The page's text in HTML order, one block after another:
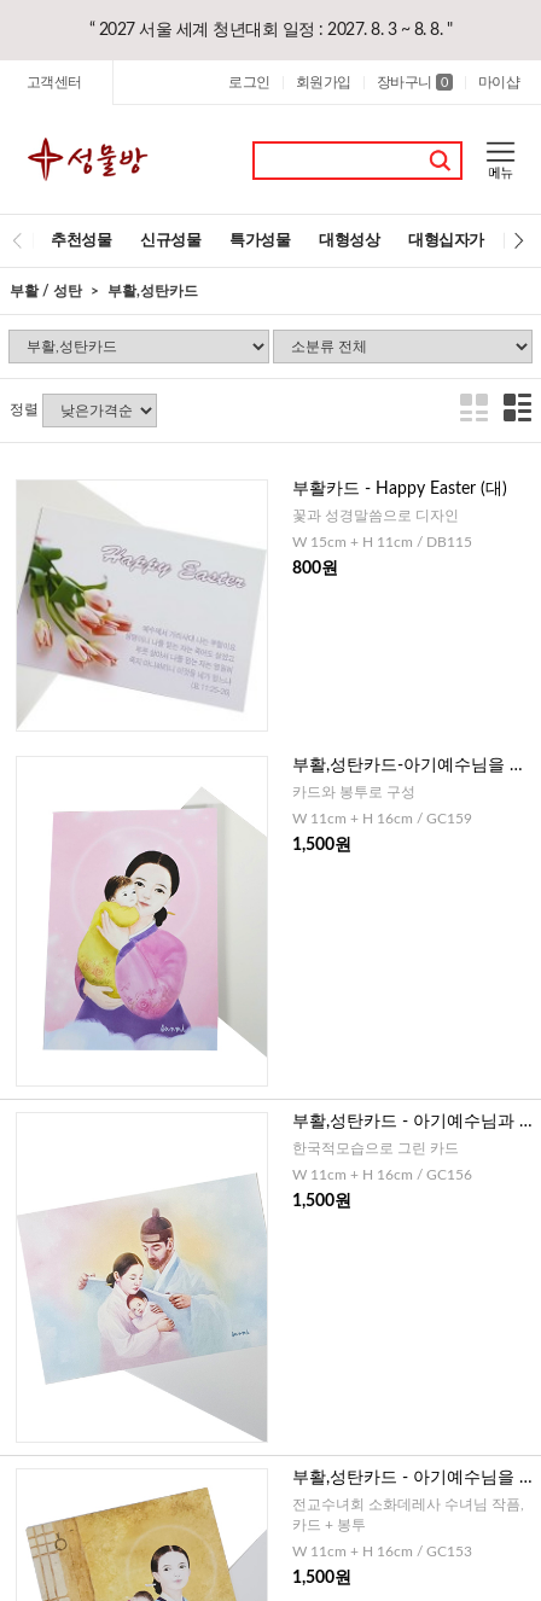
“ 2027 서울 세계 청년대회 일정 : 2027. 8. 3 ~ 8. 8. "
고객센터 로그인 회원가입 장바구니 0 마이샵
추천성물 신규성물 특가성물 대형성상 대형십자가 레
부활 / 성탄 부활,성탄카드
정렬
부활카드 - Happy Easter (대)
꽃과 성경말씀으로 디자인
W 15cm + H 11cm / DB115
800원
부활,성탄카드-아기예수님을 품
고있는 성모님
카드와 봉투로 구성
W 11cm + H 16cm / GC159
1,500원
부활,성탄카드 - 아기예수님과 함
께하는 성가정
한국적모습으로 그린 카드
W 11cm + H 16cm / GC156
1,500원
부활,성탄카드 - 아기예수님을 업
고있는 성모님
전교수녀회 소화데레사 수녀님 작픔,
카드 + 봉투
W 11cm + H 16cm / GC153
1,500원